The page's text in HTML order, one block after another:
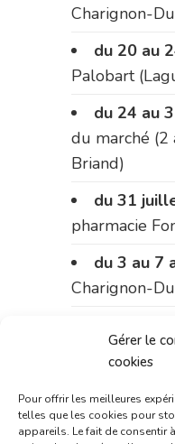
Gérer le
cookies
Pour offrir les meilleures
telles que les cookies pour
appareils. Le fait de consentir
Charignon-
du 20 au
Palobart
du 24 au
du marché
Briand)
du 31
pharmacie
du 3 au 7
Charignon-
Bonnemaire
du marché
Briand)